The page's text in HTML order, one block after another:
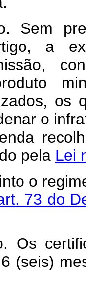
Sem
a
os
o
pela Lei
o
73 do
Os
(seis)